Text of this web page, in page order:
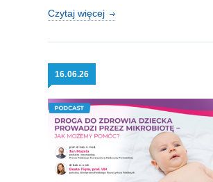
Czytaj więcej
16.06.26